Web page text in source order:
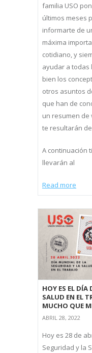
familia USO
últimos meses
informarte de
máxima
cotidiano, y
ayudar a todas
bien los
otros asuntos
que han de
un resumen de
te resultarán
A continuación
llevarán al
Read more
HOY ES EL DÍA
SALUD EN EL
MUCHO QUE
ABRIL 28, 2022
Hoy es 28 de
Seguridad y la